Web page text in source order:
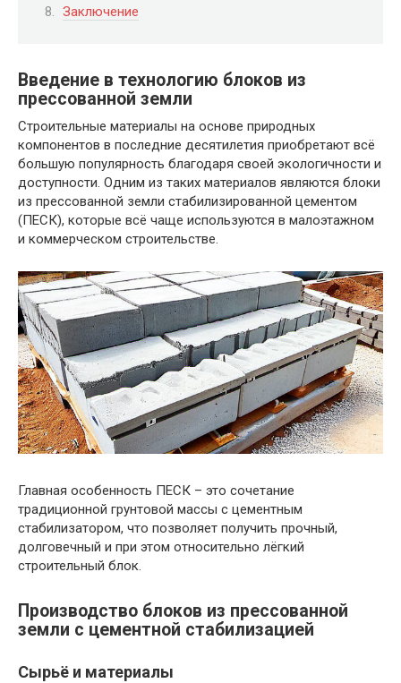
Заключение
Введение в технологию блоков из
прессованной земли
Строительные материалы на основе природных
компонентов в последние десятилетия приобретают всё
большую популярность благодаря своей экологичности и
доступности. Одним из таких материалов являются блоки
из прессованной земли стабилизированной цементом
(ПЕСК), которые всё чаще используются в малоэтажном
и коммерческом строительстве.
Главная особенность ПЕСК – это сочетание
традиционной грунтовой массы с цементным
стабилизатором, что позволяет получить прочный,
долговечный и при этом относительно лёгкий
строительный блок.
Производство блоков из прессованной
земли с цементной стабилизацией
Сырьё и материалы